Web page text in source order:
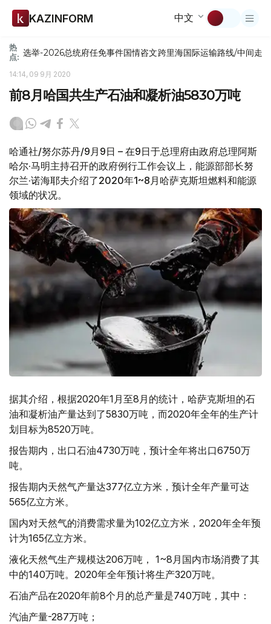
KAZINFORM 中文
热
点: 选举-2026总统府任免事件国情咨文跨里海国际运输路线/中间走廊
14:14, 09 9月 2020
前8月哈国共生产石油和凝析油5830万吨
哈通社/努尔苏丹/9月9日 – 在9日于总理府由政府总理阿斯
哈尔·马明主持召开的政府例行工作会议上，能源部部长努
尔兰·诺海耶夫介绍了2020年1~8月哈萨克斯坦燃料和能源
领域的状况。
据其介绍，根据2020年1月至8月的统计，哈萨克斯坦的石
油和凝析油产量达到了5830万吨，而2020年全年的生产计
划目标为8520万吨。
报告期内，出口石油4730万吨，预计全年将出口6750万
吨。
报告期内天然气产量达377亿立方米，预计全年产量可达
565亿立方米。
国内对天然气的消费需求量为102亿立方米，2020年全年预
计为165亿立方米。
液化天然气生产规模达206万吨， 1~8月国内市场消费了其
中的140万吨。2020年全年预计将生产320万吨。
石油产品在2020年前8个月的总产量是740万吨，其中：
汽油产量-287万吨；